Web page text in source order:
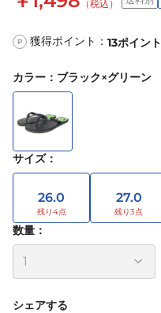
（税込）
P 獲得ポイント： 13ポイント
カラー ： ブラック×グリーン
サイズ：
26.0 27.0
数量：
シェアする